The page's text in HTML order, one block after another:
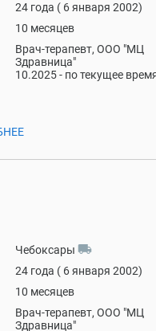
24 года ( 6 января 2002)
10 месяцев
Врач-терапевт, ООО "МЦ
Здравница"
10.2025 - по текущее
Чебоксары local_shipping
24 года ( 6 января 2002)
10 месяцев
Врач-терапевт, ООО "МЦ
Здравница"